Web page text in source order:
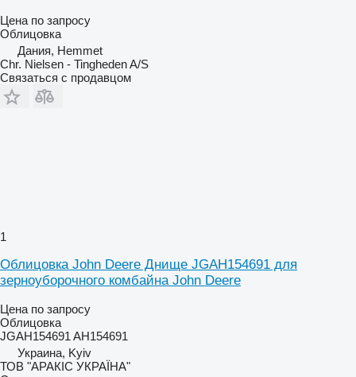
Цена по запросу
Облицовка
Дания, Hemmet
Chr. Nielsen - Tingheden A/S
Связаться с продавцом
1
Облицовка John Deere Днище JGAH154691 для
зерноуборочного комбайна John Deere
Цена по запросу
Облицовка
JGAH154691 AH154691
Украина, Kyiv
ТОВ "АРАКІС УКРАЇНА"